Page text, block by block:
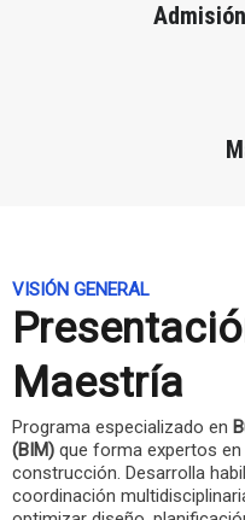
VISIÓN GENERAL
Maestría
Programa especializado en
(BIM) que forma expertos
construcción. Desarrolla
coordinación